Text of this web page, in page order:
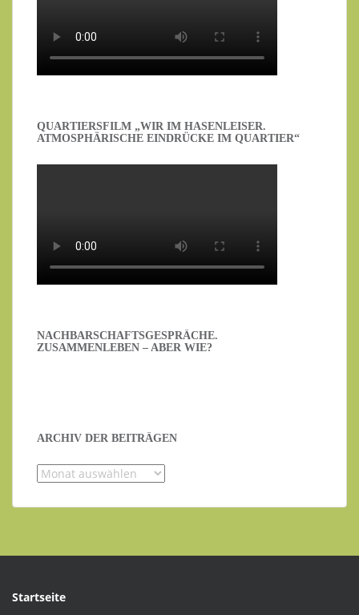
QUARTIERSFILM „WIR IM HASENLEISER.
ATMOSPHÄRISCHE EINDRÜCKE IM QUARTIER“
NACHBARSCHAFTSGESPRÄCHE.
ZUSAMMENLEBEN – ABER WIE?
ARCHIV DER BEITRÄGEN
Archiv
Beiträgen
Startseite